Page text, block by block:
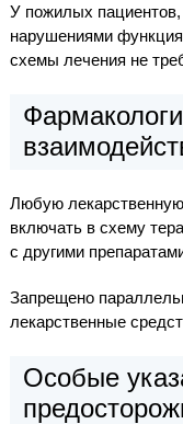
У пожилых
нарушениями
схемы лечения не
Любую
включать в схему
с другими
Запрещено
лекарственные
Особые